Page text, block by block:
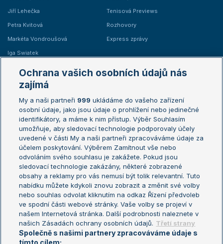
Jiří Lehečka
Petra Kvitová
Markéta Vondroušová
Iga Swiatek
Tenisová Previews
Rozhovory
Express zprávy
Žebříčky
Žebříček ATP (muži)
Žebříček WTA (ženy)
Sázkařský žebříček
Australian Open
French Open
Wimbledon
US Open
Turnaj mistrů
Turnaj mistryň
Aktualní trendy
Fotbalové přestupy
Livesport Daily
LS Prague Open
Ochrana vašich osobních údajů nás
zajímá
My a naši partneři 999 ukládáme do vašeho zařízení
osobní údaje, jako jsou údaje o prohlížení nebo jedinečné
identifikátory, a máme k nim přístup. Výběr Souhlasím
umožňuje, aby sledovací technologie podporovaly účely
uvedené v části My a naši partneři zpracováváme údaje za
účelem poskytování. Výběrem Zamítnout vše nebo
odvoláním svého souhlasu je zakážete. Pokud jsou
sledovací technologie zakázány, některé zobrazené
obsahy a reklamy pro vás nemusí být tolik relevantní. Tuto
nabídku můžete kdykoli znovu zobrazit a změnit své volby
nebo souhlas odvolat kliknutím na odkaz Řízení předvoleb
ve spodní části webové stránky. Vaše volby se projeví v
našem Internetová stránka. Další podrobnosti naleznete v
našich Zásadách ochrany osobních údajů. Třetí strany
Společně s našimi partnery zpracováváme údaje s
tímto cílem: